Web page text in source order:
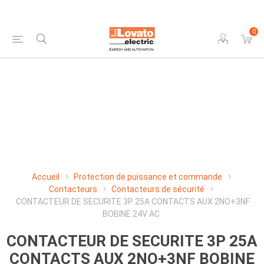
0
Accueil
Protection de puissance et commande
Contacteurs
Contacteurs de sécurité
CONTACTEUR DE SECURITE 3P 25A CONTACTS AUX 2NO+3NF
BOBINE 24V AC
CONTACTEUR DE SECURITE 3P 25A
CONTACTS AUX 2NO+3NF BOBINE